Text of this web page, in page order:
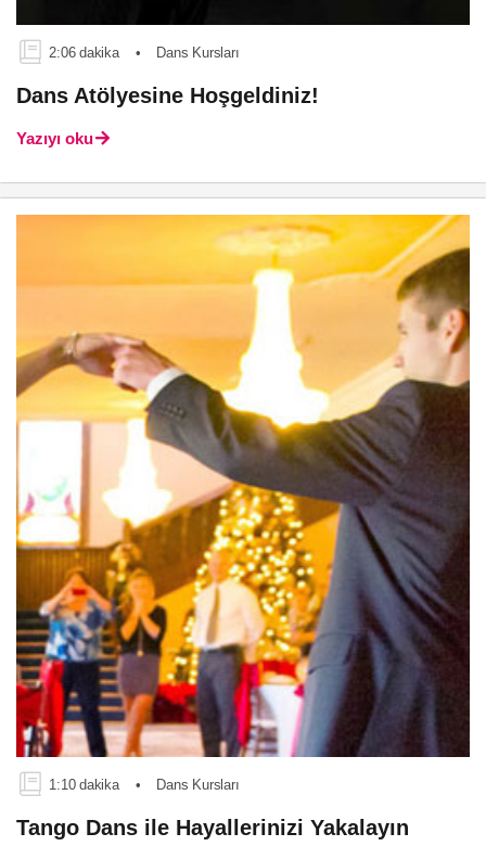
2:06 dakika • Dans Kursları
Dans Atölyesine Hoşgeldiniz!
Yazıyı oku
1:10 dakika • Dans Kursları
Tango Dans ile Hayallerinizi Yakalayın